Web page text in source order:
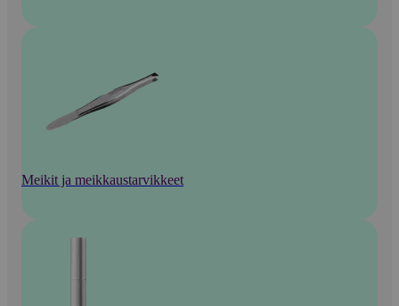
Meikit ja meikkaustarvikkeet